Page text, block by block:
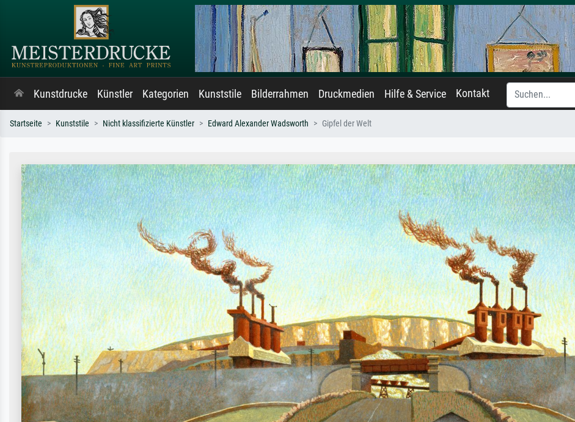
Kunstdrucke Künstler Kategorien Kunststile Bilderrahmen Druckmedien Hilfe & Service Kontakt
Startseite Kunststile Nicht klassifizierte Künstler Edward Alexander Wadsworth Gipfel der Welt